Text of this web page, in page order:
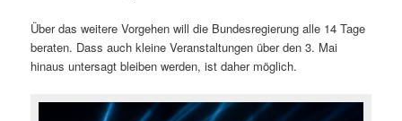
Über das weitere Vorgehen will die Bundesregierung alle 14 Tage
beraten. Dass auch kleine Veranstaltungen über den 3. Mai
hinaus untersagt bleiben werden, ist daher möglich.